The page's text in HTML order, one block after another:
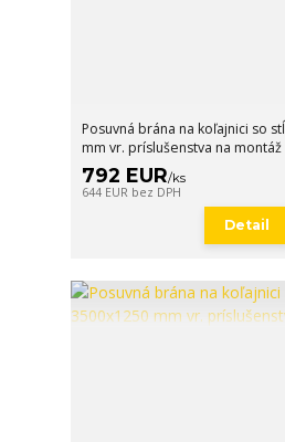
Posuvná brána na koľajnici so
mm vr. príslušenstva na montáž
792 EUR/ks
644 EUR bez DPH
Detail